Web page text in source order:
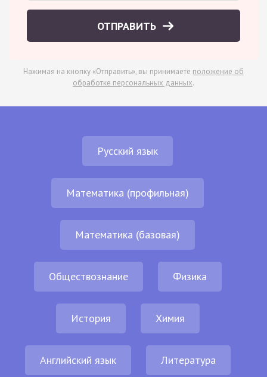
ОТПРАВИТЬ
Нажимая на кнопку «Отправить», вы принимаете положение об
обработке персональных данных.
Русский язык
Математика (профильная)
Математика (базовая)
Обществознание Физика
История Химия
Английский язык Литература